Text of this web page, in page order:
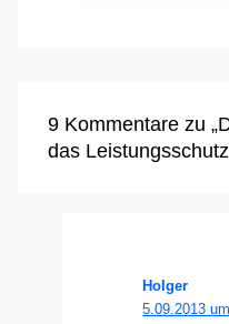
9 Kommentare zu
das
Holger
5.09.2013